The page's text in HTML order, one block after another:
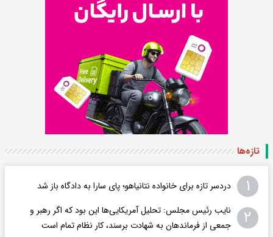
تازه‌ها
۱ دردسر تازه برای خانواده نتانیاهو؛ پای سارا به دادگاه باز شد
۲
نایب رئیس مجلس: تحلیل آمریکایی‌ها این بود که اگر رهبر و
جمعی از فرماندهان به شهادت برسند، کار نظام تمام است